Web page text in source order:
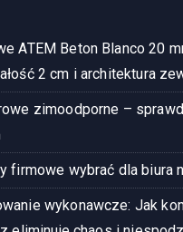
ATEM Beton Blanco 20
2 cm i architektura
zimoodporne –
firmowe wybrać dla biura
wykonawcze: Jak